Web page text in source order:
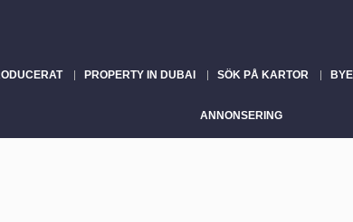
PROPERTY IN DUBAI SÖK PÅ KARTOR
ANNONSERING